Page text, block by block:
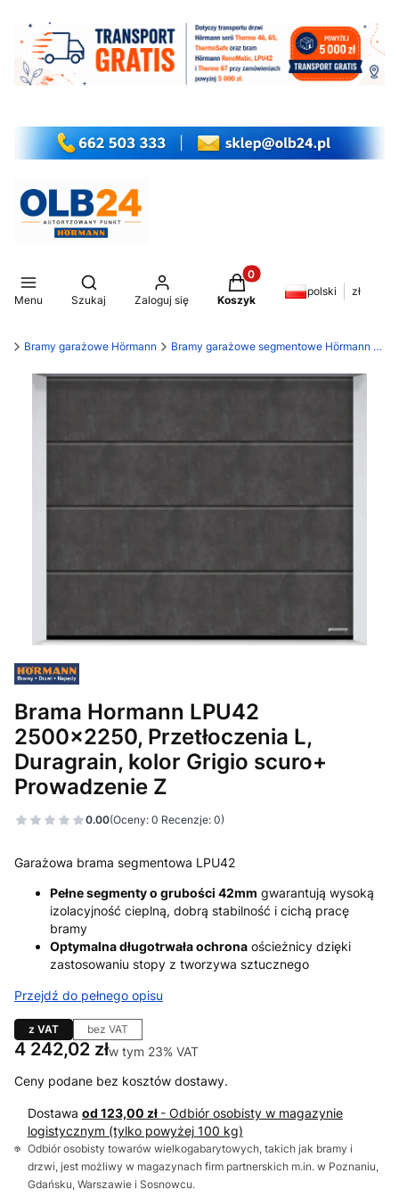
Menu
Otwórz wyszukiwarkę
Szukaj Zaloguj się
Produkty w koszyku: 0.
Koszyk
polski zł
Bramy garażowe Hörmann Bramy garażowe segmentowe Hörmann LPU 42
Brama Hormann LPU42
2500x2250, Przetłoczenia L,
Duragrain, kolor Grigio scuro+
Prowadzenie Z
0.00(Oceny: 0 Recenzje: 0)
Garażowa brama segmentowa LPU42
Pełne segmenty o grubości 42mm gwarantują wysoką
izolacyjność cieplną, dobrą stabilność i cichą pracę
bramy
Optymalna długotrwała ochrona ościeżnicy dzięki
zastosowaniu stopy z tworzywa sztucznego
Przejdź do pełnego opisu
z VAT bez VAT
Cena
4 242,02 złw tym 23% VAT
w tym 23% VAT
Ceny podane bez kosztów dostawy.
Dostawa od 123,00 zł - Odbiór osobisty w magazynie
logistycznym (tylko powyżej 100 kg)
Odbiór osobisty towarów wielkogabarytowych, takich jak bramy i
drzwi, jest możliwy w magazynach firm partnerskich m.in. w Poznaniu,
Gdańsku, Warszawie i Sosnowcu.